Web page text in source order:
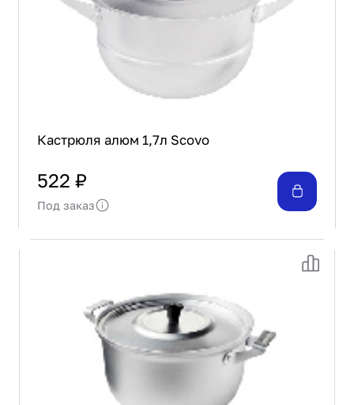
Кастрюля алюм 1,7л Scovo
522 ₽
Под заказ